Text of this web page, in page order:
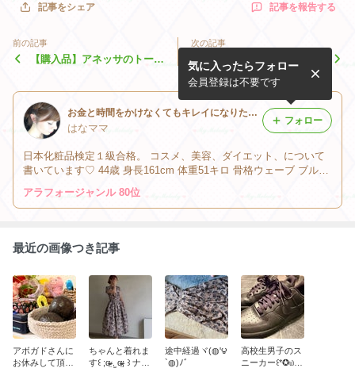
記事をシェア 記事を報告する
前の記事
【購入品】アネッサのトーン
次の記事
GRLのワンピースが安す
ぎ…購入品
お金と時間をかけなくてもキレイになりたい♡
はなママ
日本化粧品検定１級合格。 コスメ、美容、ダイエット、について
書いています♡ 44歳 身長161cm 体重51キロ 骨格ウェーブ ブルベ
夏 顔タイプフェミニン MBTI：ENTJ指揮官
気に入ったらフォロー
会員登録は不要です
フォロー
アラフォージャンル 80位
最近の画像つき記事
アボガドさんに
お休みして頂く
ちゃんと着れま
す꒰ ;α̴̶̷̤ .̫ α̴̶̷̤; ꒱ ナナ
途中経過ヾ(◍'౪
`◍)ﾉﾞ
高校生男子のス
ニーカー꒰*✪௰